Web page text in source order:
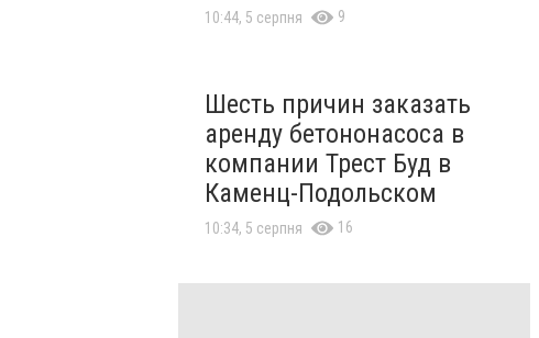
10:44, 5 серпня 9
Шесть причин заказать
аренду бетононасоса в
компании Трест Буд в
Каменц-Подольском
10:34, 5 серпня 16